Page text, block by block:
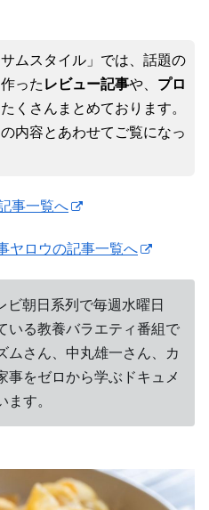
ムスタイル」では、話題の
った レビュー記事や、 プロ
くさんまとめております。
内容とあわせてご覧になっ
事一覧へ
ヤロウの記事一覧へ
ビ朝日系列で毎週水曜日
いる教養バラエティ番組で
ムさん、中丸雄一さん、カ
事をゼロから学ぶドキュメ
ます。